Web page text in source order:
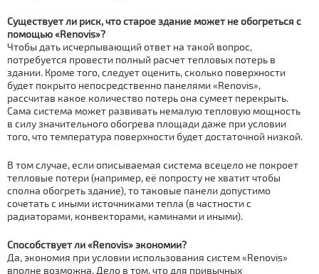
Существует ли риск, что старое здание может не обогреться с
помощью «Renovis»?
Чтобы дать исчерпывающий ответ на такой вопрос,
потребуется провести полный расчет тепловых потерь в
здании. Кроме того, следует оценить, сколько поверхности
будет покрыто непосредственно панелями «Renovis»,
рассчитав какое количество потерь она сумеет перекрыть.
Сама система может развивать немалую тепловую мощность
в силу значительного обогрева площади даже при условии
того, что температура поверхности будет достаточной низкой.
В том случае, если описываемая система всецело не покроет
тепловые потери (например, её попросту не хватит чтобы
сполна обогреть здание), то таковые панели допустимо
сочетать с иными источниками тепла (в частности с
радиаторами, конвекторами, каминами и иными).
Способствует ли «Renovis» экономии?
Да, экономия при условии использования систем «Renovis»
вполне возможна. Дело в том, что для привычных